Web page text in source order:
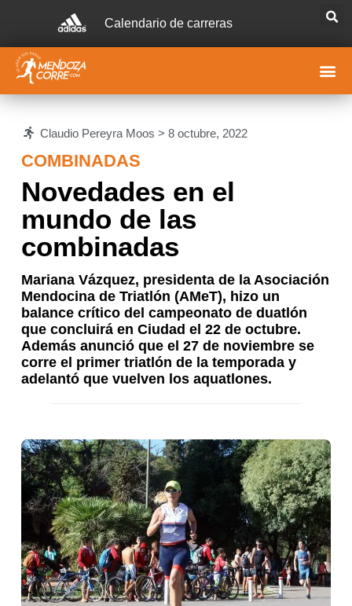
Calendario de carreras
Claudio Pereyra Moos > 8 octubre, 2022
COMBINADAS
Novedades en el
mundo de las
combinadas
Mariana Vázquez, presidenta de la Asociación
Mendocina de Triatlón (AMeT), hizo un
balance crítico del campeonato de duatlón
que concluirá en Ciudad el 22 de octubre.
Además anunció que el 27 de noviembre se
corre el primer triatlón de la temporada y
adelantó que vuelven los aquatlones.